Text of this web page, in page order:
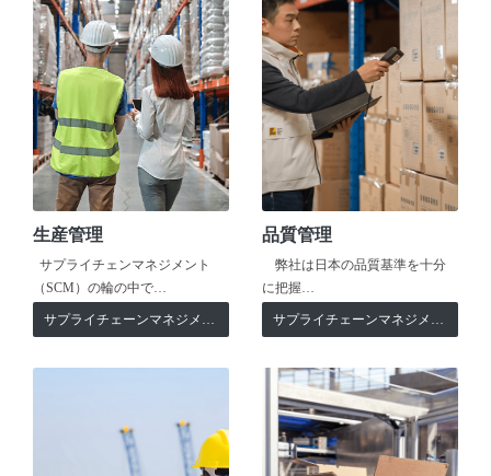
生産管理
サプライチェンマネジメント
（SCM）の輪の中で…
サプライチェーンマネジメント
品質管理
弊社は日本の品質基準を十分
に把握…
サプライチェーンマネジメント